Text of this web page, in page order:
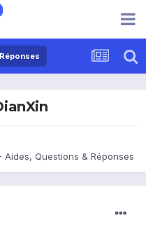
Aides, Questions & Réponses